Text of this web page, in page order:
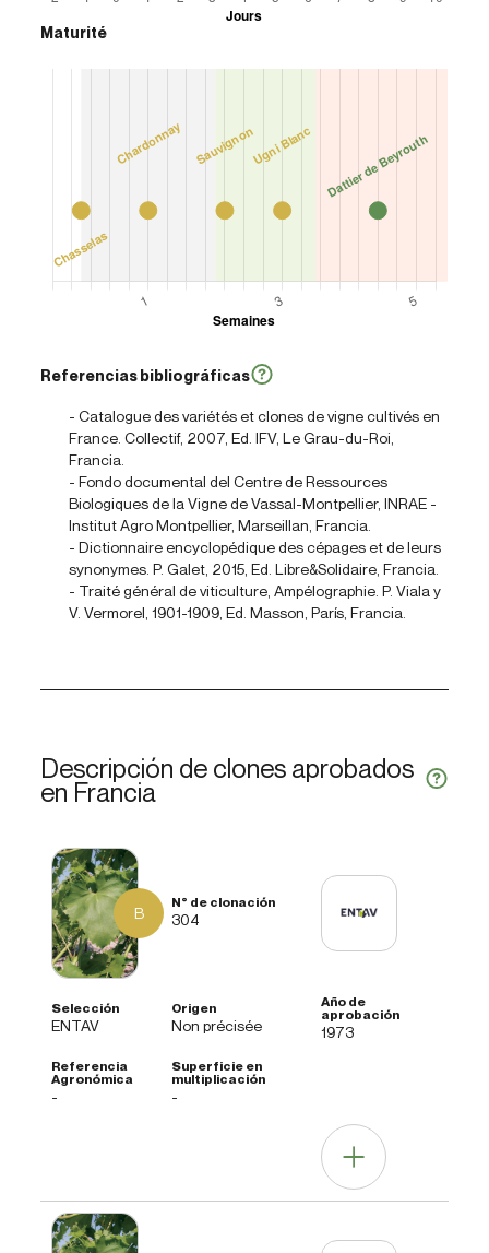
Maturité
Referencias bibliográficas
- Catalogue des variétés et clones de vigne cultivés en
France. Collectif, 2007, Ed. IFV, Le Grau-du-Roi,
Francia.
- Fondo documental del Centre de Ressources
Biologiques de la Vigne de Vassal-Montpellier, INRAE -
Institut Agro Montpellier, Marseillan, Francia.
- Dictionnaire encyclopédique des cépages et de leurs
synonymes. P. Galet, 2015, Ed. Libre&Solidaire, Francia.
- Traité général de viticulture, Ampélographie. P. Viala y
V. Vermorel, 1901-1909, Ed. Masson, París, Francia.
Descripción de clones aprobados
en Francia
B 304
Non précisée
ENTAV 1973
- -
Otras informaciones